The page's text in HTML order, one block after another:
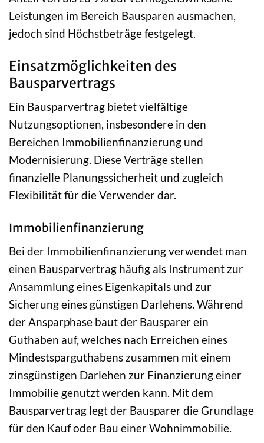
Leistungen im Bereich Bausparen ausmachen,
jedoch sind Höchstbeträge festgelegt.
Einsatzmöglichkeiten des
Bausparvertrags
Ein Bausparvertrag bietet vielfältige
Nutzungsoptionen, insbesondere in den
Bereichen Immobilienfinanzierung und
Modernisierung. Diese Verträge stellen
finanzielle Planungssicherheit und zugleich
Flexibilität für die Verwender dar.
Immobilienfinanzierung
Bei der Immobilienfinanzierung verwendet man
einen Bausparvertrag häufig als Instrument zur
Ansammlung eines Eigenkapitals und zur
Sicherung eines günstigen Darlehens. Während
der Ansparphase baut der Bausparer ein
Guthaben auf, welches nach Erreichen eines
Mindestsparguthabens zusammen mit einem
zinsgünstigen Darlehen zur Finanzierung einer
Immobilie genutzt werden kann. Mit dem
Bausparvertrag legt der Bausparer die Grundlage
für den Kauf oder Bau einer Wohnimmobilie.